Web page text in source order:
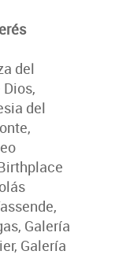
del
del
Galería
Galería